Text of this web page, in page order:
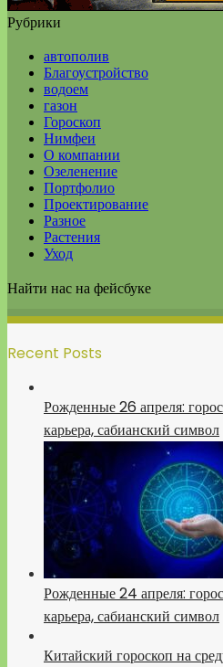
Рубрики
автополив
Благоустройство
водоем
газон
Гороскоп
Нимфеи
О компании
Озеленение
Портфолио
Проектирование
Разное
Растения
Уход
Найти нас на фейсбуке
Recent Posts
Рожденные 26 апреля:
карьера, сабианский символ
Рожденные 24 апреля:
карьера, сабианский символ
Китайский гороскоп на